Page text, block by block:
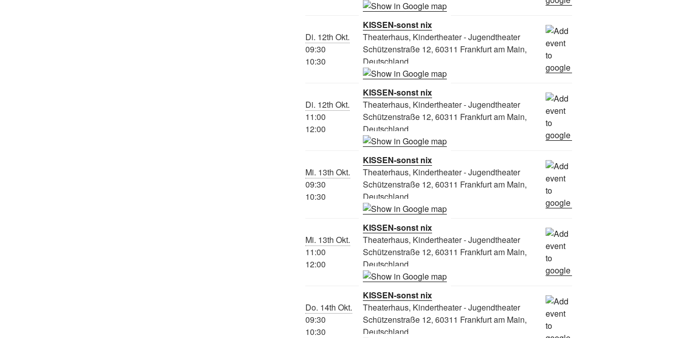
Di. 12th Okt.
09:30
10:30
KISSEN-sonst nix
Theaterhaus, Kindertheater - Jugendtheater
Schützenstraße 12, 60311 Frankfurt am Main,
Deutschland
Di. 12th Okt.
11:00
12:00
KISSEN-sonst nix
Theaterhaus, Kindertheater - Jugendtheater
Schützenstraße 12, 60311 Frankfurt am Main,
Deutschland
Mi. 13th Okt.
09:30
10:30
KISSEN-sonst nix
Theaterhaus, Kindertheater - Jugendtheater
Schützenstraße 12, 60311 Frankfurt am Main,
Deutschland
Mi. 13th Okt.
11:00
12:00
KISSEN-sonst nix
Theaterhaus, Kindertheater - Jugendtheater
Schützenstraße 12, 60311 Frankfurt am Main,
Deutschland
Do. 14th Okt.
09:30
10:30
KISSEN-sonst nix
Theaterhaus, Kindertheater - Jugendtheater
Schützenstraße 12, 60311 Frankfurt am Main,
Deutschland